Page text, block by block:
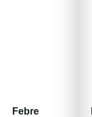
Febre